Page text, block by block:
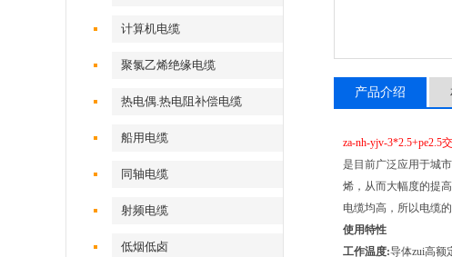
计算机电缆
聚氯乙烯绝缘电缆
热电偶.热电阻补偿电缆
船用电缆
同轴电缆
射频电缆
低烟低卤
产品介绍
za-nh-yjv-3*2.5+pe2.5
是目前广泛应用于城
烯，从而大幅度的提
电缆均高，所以电缆
使用特性
工作温度:导体zui高额